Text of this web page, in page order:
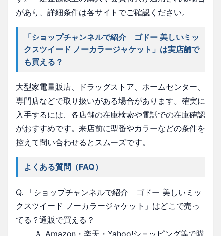
があり、詳細条件は各サイトでご確認ください。
「ショップチャンネルで紹介 ゴドー 美しいミッ
クスツイード ノーカラージャケット」は実店舗で
も買える？
大型家電量販店、ドラッグストア、ホームセンター、
専門店などで取り扱いがある場合があります。確実に
入手するには、各店舗の在庫検索や電話での在庫確認
がおすすめです。来店前に型番やカラーなどの条件を
控えて問い合わせるとスムーズです。
よくある質問（FAQ）
Q. 「ショップチャンネルで紹介 ゴドー 美しいミッ
クスツイード ノーカラージャケット」はどこで売っ
てる？通販で買える？
A. Amazon・楽天・Yahoo!ショッピング等で購